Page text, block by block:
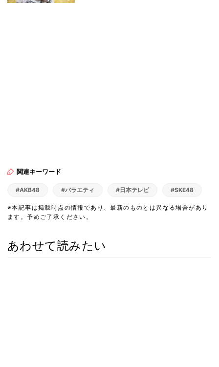
関連キーワード
#AKB48 #バラエティ #日本テレビ #SKE48
※本記事は掲載時点の情報であり、最新のものとは異なる場合があり
ます。予めご了承ください。
あわせて読みたい